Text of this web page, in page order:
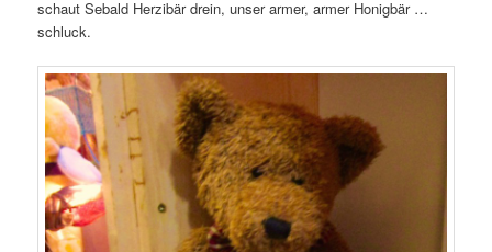
schaut Sebald Herzibär drein, unser armer, armer Honigbär …
schluck.